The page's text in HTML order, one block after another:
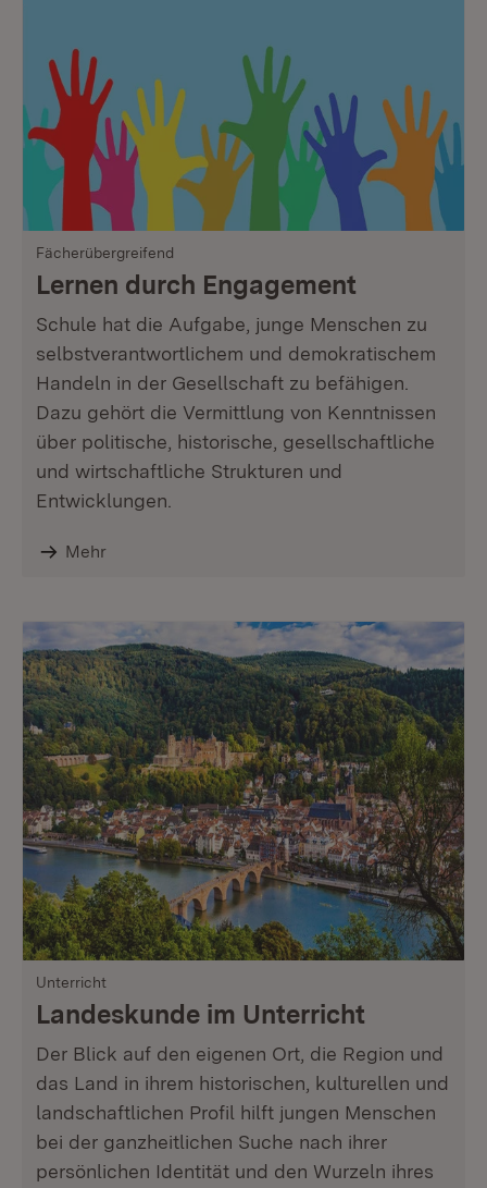
Fächerübergreifend
Lernen durch Engagement
Schule hat die Aufgabe, junge Menschen zu
selbstverantwortlichem und demokratischem
Handeln in der Gesellschaft zu befähigen.
Dazu gehört die Vermittlung von Kenntnissen
über politische, historische, gesellschaftliche
und wirtschaftliche Strukturen und
Entwicklungen.
Mehr
Unterricht
Landeskunde im Unterricht
Der Blick auf den eigenen Ort, die Region und
das Land in ihrem historischen, kulturellen und
landschaftlichen Profil hilft jungen Menschen
bei der ganzheitlichen Suche nach ihrer
persönlichen Identität und den Wurzeln ihres